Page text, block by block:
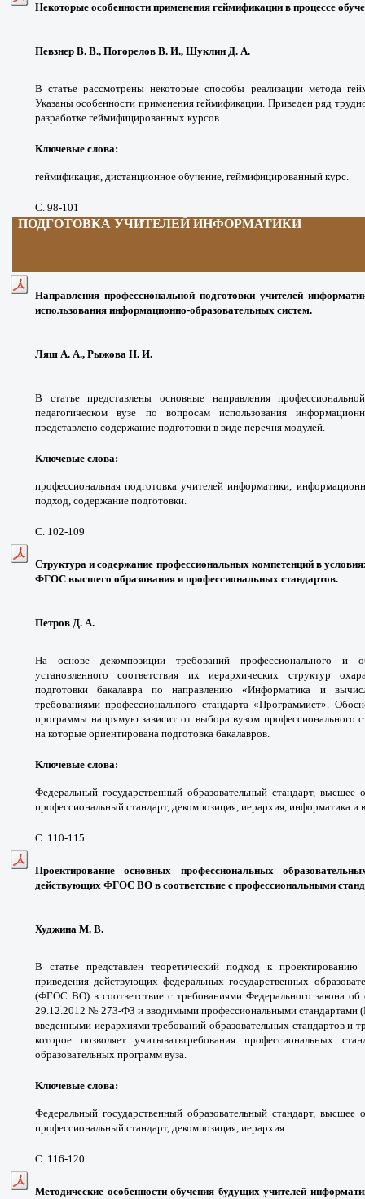
Некоторые особенности применения геймификации в процессе
Певзнер В. В., Погорелов В. И., Шуклин Д. А.
В статье рассмотрены некоторые способы реализации метода
Указаны особенности применения геймификации. Приведен ряд
разработке геймифицированных курсов.
Ключевые слова:
геймификация, дистанционное обучение, геймифицированный курс.
С. 98-101
ПОДГОТОВКА УЧИТЕЛЕЙ ИНФОРМАТИКИ
Направления профессиональной подготовки учителей
использования информационно-образовательных систем.
Ляш А. А., Рыжова Н. И.
В статье представлены основные направления
педагогическом вузе по вопросам использования
представлено содержание подготовки в виде перечня модулей.
Ключевые слова:
профессиональная подготовка учителей информатики,
подход, содержание подготовки.
С. 102-109
Структура и содержание профессиональных компетенций в
ФГОС высшего образования и профессиональных стандартов.
Петров Д. А.
На основе декомпозиции требований профессионального и
установленного соответствия их иерархических структур
подготовки бакалавра по направлению «Информатика и
требованиями профессионального стандарта «Программист».
программы напрямую зависит от выбора вузом профессионального
на которые ориентирована подготовка бакалавров.
Ключевые слова:
Федеральный государственный образовательный стандарт, высшее
профессиональный стандарт, декомпозиция, иерархия, информатика и
С. 110-115
Проектирование основных профессиональных
действующих ФГОС ВО в соответствие с профессиональными
Худжина М. В.
В статье представлен теоретический подход к
приведения действующих федеральных государственных
(ФГОС ВО) в соответствие с требованиями Федерального закона об
29.12.2012 № 273-ФЗ и вводимыми профессиональными стандартами
введенными иерархиями требований образовательных стандартов и
которое позволяет учитыватьтребования профессиональных
образовательных программ вуза.
Ключевые слова:
Федеральный государственный образовательный стандарт, высшее
профессиональный стандарт, декомпозиция, иерархия.
С. 116-120
Методические особенности обучения будущих учителей